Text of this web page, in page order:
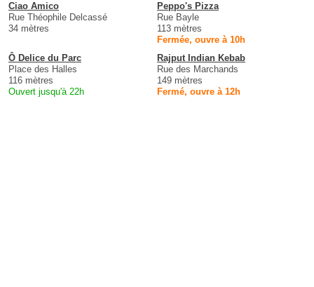
Ciao Amico
Rue Théophile Delcassé
34 mètres
Peppo's Pizza
Rue Bayle
113 mètres
Fermée, ouvre à 10h
Ô Delice du Parc
Place des Halles
116 mètres
Ouvert jusqu'à 22h
Rajput Indian Kebab
Rue des Marchands
149 mètres
Fermé, ouvre à 12h